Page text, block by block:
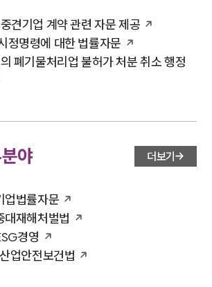
견기업 계약 관련 자문 제공
정명령에 대한 법률자문
폐기물처리업 불허가 처분 취소 행정
야 더보기
업법률자문
대재해처벌법
경영
업안전보건법